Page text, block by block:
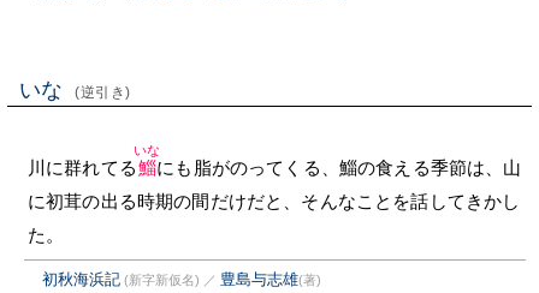
いな (逆引き)
川に群れてる鯔
いな
にも脂がのってくる、鯔の食える季節は、山
に初茸の出る時期の間だけだと、そんなことを話してきかし
た。
初秋海浜記 (新字新仮名) ／ 豊島与志雄(著)